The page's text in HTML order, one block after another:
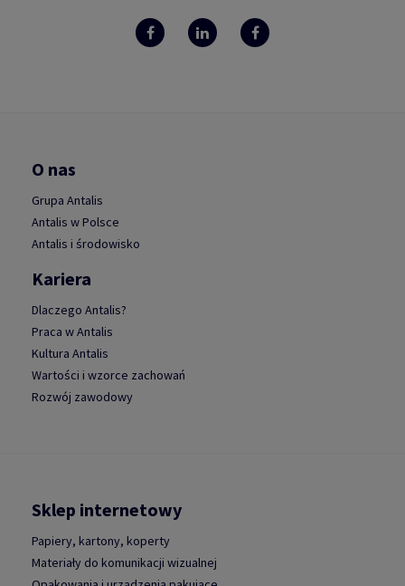
O nas
Grupa Antalis
Antalis w Polsce
Antalis i środowisko
Kariera
Dlaczego Antalis?
Praca w Antalis
Kultura Antalis
Wartości i wzorce zachowań
Rozwój zawodowy
Sklep internetowy
Papiery, kartony, koperty
Materiały do komunikacji wizualnej